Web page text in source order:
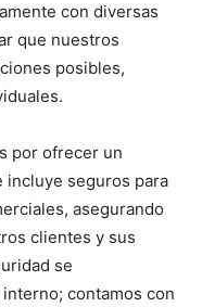
con diversas
que nuestros
posibles,
por ofrecer un
incluye seguros para
asegurando
clientes y sus
se
contamos con